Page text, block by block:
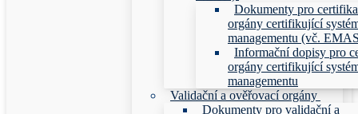
Dokumenty pro
orgány certifikující
managementu (vč.
Informační dopisy pro
orgány certifikující
managementu
Validační a ověřovací orgány
Dokumenty pro validační a